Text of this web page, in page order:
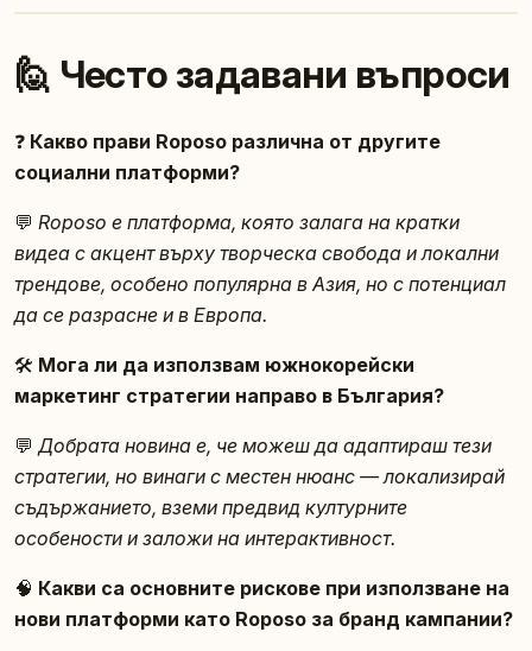
🙋 Често задавани въпроси
❓ Какво прави Roposo различна от другите
социални платформи?
💬 Roposo е платформа, която залага на кратки
видеа с акцент върху творческа свобода и локални
трендове, особено популярна в Азия, но с потенциал
да се разрасне и в Европа.
🛠️ Мога ли да използвам южнокорейски
маркетинг стратегии направо в България?
💬 Добрата новина е, че можеш да адаптираш тези
стратегии, но винаги с местен нюанс — локализирай
съдържанието, вземи предвид културните
особености и заложи на интерактивност.
🧠 Какви са основните рискове при използване на
нови платформи като Roposo за бранд кампании?